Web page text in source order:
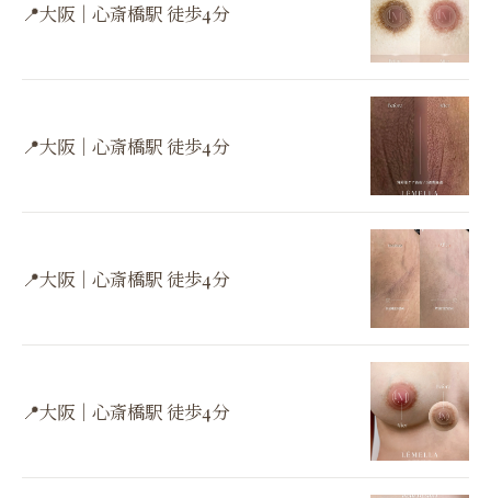
📍大阪｜心斎橋駅 徒歩4分
📍大阪｜心斎橋駅 徒歩4分
📍大阪｜心斎橋駅 徒歩4分
📍大阪｜心斎橋駅 徒歩4分